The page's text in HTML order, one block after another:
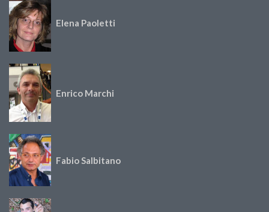
Elena Paoletti
Enrico Marchi
Fabio Salbitano